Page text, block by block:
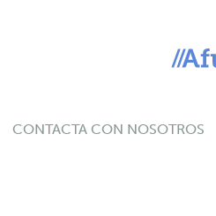
CONTACTA CON NOSOTROS